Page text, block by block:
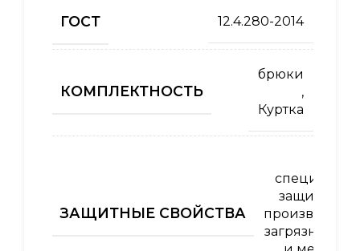
ГОСТ 12.4.280-2014
КОМПЛЕКТНОСТЬ
брюки
,
Куртка
ЗАЩИТНЫЕ СВОЙСТВА
защиты от
загрязнений